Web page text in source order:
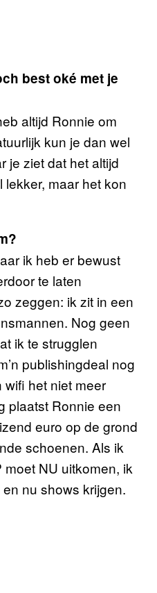
best oké met je
altijd Ronnie om
kun je dan wel
je ziet dat het altijd
lekker, maar het kon
ik heb er bewust
te laten
zeggen: ik zit in een
Nog geen
ik te strugglen
publishingdeal nog
wifi het niet meer
plaatst Ronnie een
euro op de grond
schoenen. Als ik
NU uitkomen, ik
nu shows krijgen.